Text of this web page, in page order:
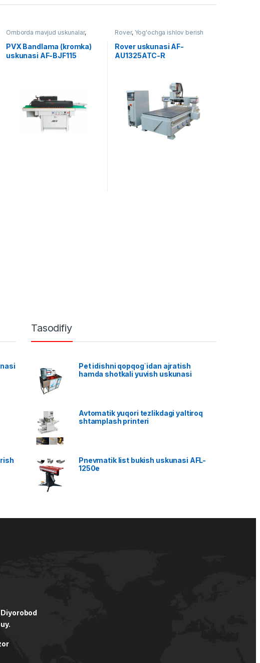
Omborda mavjud uskunalar,
Yog'ochga ishlov berish
PVX Bandlama (kromka)
uskunasi AF-BJF115
Rover, Yog'ochga ishlov berish
Rover uskunasi AF-
AU1325ATC-R
Tasodifiy
Pet idishni qopqog`idan ajratish
hamda shotkali yuvish uskunasi
Avtomatik yuqori tezlikdagi yaltiroq
shtamplash printeri
Pnevmatik list bukish uskunasi AFL-
1250e